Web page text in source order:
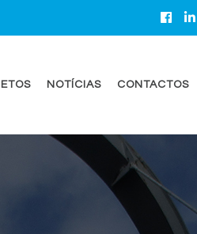
NOTÍCIAS CONTACTOS